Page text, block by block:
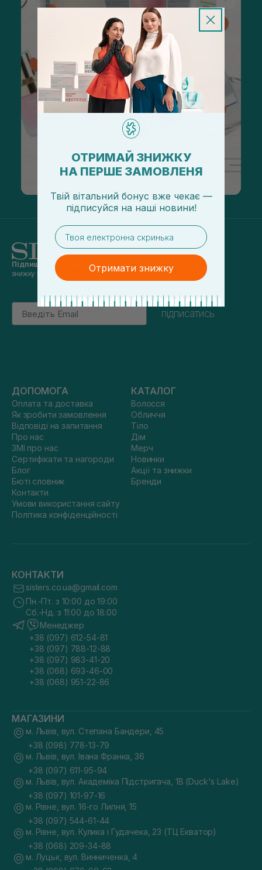
Підпишись на наші новинита отримуй
знижку 5% на перше замовлення
Email
підписатись
ДОПОМОГА
Оплата та доставка
Як зробити замовлення
Відповіді на запитання
Про нас
ЗМІ про нас
Сертифікати та нагороди
Блог
Бюті словник
Контакти
Умови використання сайту
Політика конфіденційності
КАТАЛОГ
Волосся
Обличчя
Тіло
Дім
Мерч
Новинки
Акції та знижки
Бренди
КОНТАКТИ
sisters.co.ua@gmail.com
Пн.-Пт. з 10:00 до 19:00
Сб.-Нд. з 11:00 до 18:00
Менеджер
+38 (097) 612-54-81
+38 (097) 788-12-88
+38 (097) 983-41-20
+38 (068) 693-46-00
+38 (068) 951-22-86
МАГАЗИНИ
м. Львів, вул. Степана Бандери, 45
+38 (098) 778-13-79
м. Львів, вул. Івана Франка, 36
+38 (097) 611-95-94
м. Львів, вул. Академіка Підстригача, 1В (Duck's Lake)
+38 (097) 101-97-16
м. Рівне, вул. 16-го Липня, 15
+38 (097) 544-61-44
м. Рівне, вул. Кулика і Гудачека, 23 (ТЦ Екватор)
+38 (068) 209-34-88
м. Луцьк, вул. Винниченка, 4
ОТРИМАЙ ЗНИЖКУ
НА ПЕРШЕ ЗАМОВЛЕНЯ
Твій вітальний бонус вже чекає —
підписуйся на наші новини!
email
Отримати знижку